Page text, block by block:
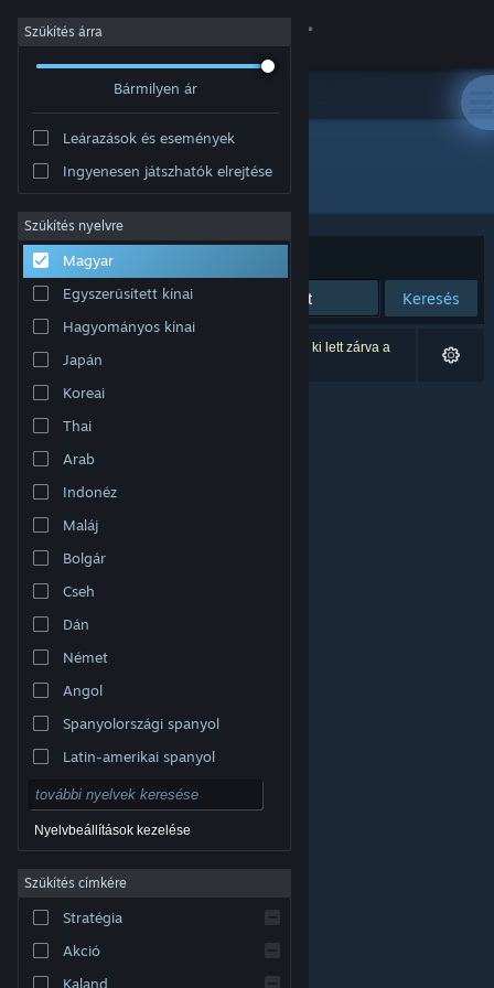
Bejelentkezés
Névjegy
Támogatás
Nyelvváltás
A Steam mobilalkalmazás beszerzése
Asztali weboldalra váltás
védjegyek jogos tulajdonosaiké az Egyesült
szabályzat
| Jogi információk
Steam előfizetői szerződés
Szűkítés árra
Bármilyen ár
Leárazások és események
Ingyenesen játszhatók elrejtése
Szűkítés nyelvre
Magyar
Egyszerűsített kínai
Hagyományos kínai
Japán
Koreai
Thai
Arab
Indonéz
Maláj
Bolgár
Cseh
Dán
Német
Angol
Spanyolországi spanyol
Latin-amerikai spanyol
Nyelvbeállítások kezelése
Szűkítés címkére
Stratégia
Akció
Kaland
Fejlesztő: Your Average Studio
Rendezés Relevancia
Keresés
0 eredmény felel meg a keresésednek. 1 termék ki lett zárva a
beállításaid alapján.